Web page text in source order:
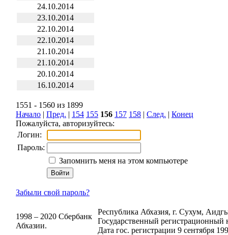
24.10.2014
23.10.2014
22.10.2014
22.10.2014
21.10.2014
21.10.2014
20.10.2014
16.10.2014
1551 - 1560 из 1899
Начало | Пред. | 154 155 156 157 158 | След. | Конец
Пожалуйста, авторизуйтесь:
Логин:
Пароль:
Запомнить меня на этом компьютере
Забыли свой пароль?
1998 – 2020 Сбербанк
Абхазии.
Республика Абхазия, г. Сухум,
Государственный регистрационный
Дата гос. регистрации 9 сентября